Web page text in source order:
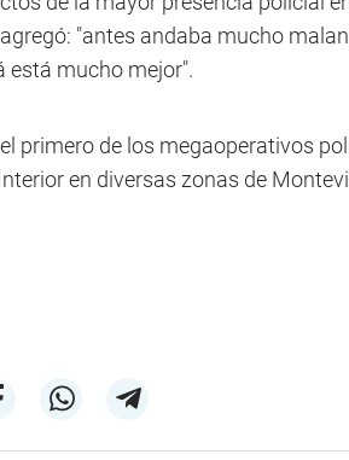
"antes andaba mucho
está mucho mejor".
primero de los megaoperativos
en diversas zonas de